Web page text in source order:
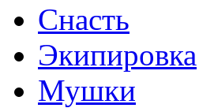
Снасть
Экипировка
Мушки